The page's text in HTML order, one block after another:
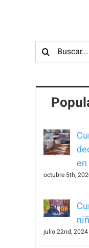
Buscar:
en
octubre 5th,
julio 22nd, 2024